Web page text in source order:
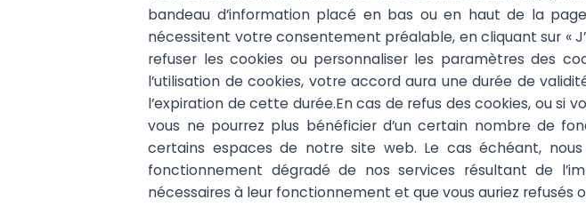
bandeau d’information placé en bas ou en haut de la
nécessitent votre consentement préalable, en cliquant sur «
refuser les cookies ou personnaliser les paramètres des
l’utilisation de cookies, votre accord aura une durée de
l’expiration de cette durée.En cas de refus des cookies, ou si
vous ne pourrez plus bénéficier d’un certain nombre de
certains espaces de notre site web. Le cas échéant,
fonctionnement dégradé de nos services résultant de
nécessaires à leur fonctionnement et que vous auriez refusés